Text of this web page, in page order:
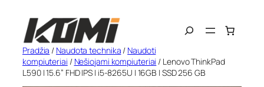
turinio
Search
Pradžia / Naudota technika / Naudoti
kompiuteriai / Nešiojami kompiuteriai / Lenovo ThinkPad
L590 | 15.6” FHD IPS | i5-8265U | 16GB | SSD 256 GB